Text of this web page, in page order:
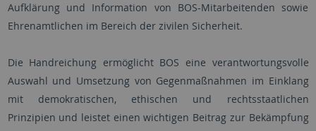
Aufklärung und Information von BOS-Mitarbeitenden sowie
Ehrenamtlichen im Bereich der zivilen Sicherheit.
Die Handreichung ermöglicht BOS eine verantwortungsvolle
Auswahl und Umsetzung von Gegenmaßnahmen im Einklang
mit demokratischen, ethischen und rechtsstaatlichen
Prinzipien und leistet einen wichtigen Beitrag zur Bekämpfung